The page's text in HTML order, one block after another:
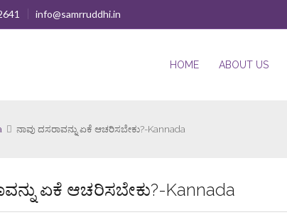
info@samrruddhi.in
HOME ABOUT US
ನಾವು ದಸರಾವನ್ನು ಏಕೆ ಆಚರಿಸಬೇಕು?-Kannada
ಏಕೆ ಆಚರಿಸಬೇಕು?-Kannada